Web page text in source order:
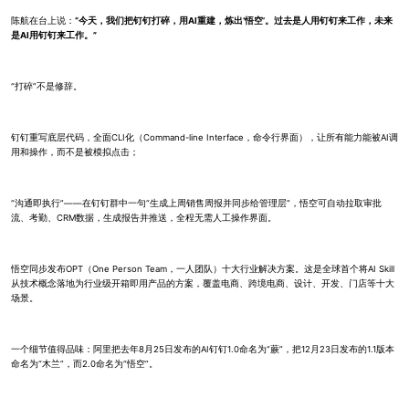
陈航在台上说： “今天，我们把钉钉打碎，用AI重建，炼出‘悟空’。过去是人用钉钉来工作，未来
是AI用钉钉来工作。”
“打碎”不是修辞。
钉钉重写底层代码，全面CLI化（Command-line Interface，命令行界面），让所有能力能被AI调
用和操作，而不是被模拟点击；
“沟通即执行”——在钉钉群中一句“生成上周销售周报并同步给管理层”，悟空可自动拉取审批
流、考勤、CRM数据，生成报告并推送，全程无需人工操作界面。
悟空同步发布OPT（One Person Team，一人团队）十大行业解决方案。这是全球首个将AI Skill
从技术概念落地为行业级开箱即用产品的方案，覆盖电商、跨境电商、设计、开发、门店等十大
场景。
一个细节值得品味：阿里把去年8月25日发布的AI钉钉1.0命名为“蕨”，把12月23日发布的1.1版本
命名为“木兰”，而2.0命名为“悟空”。